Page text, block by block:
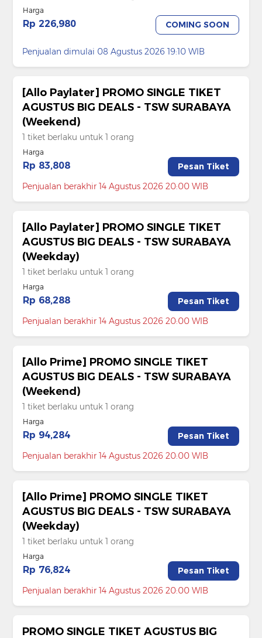
Harga
Rp 226,980 COMING SOON
Penjualan dimulai 08 Agustus 2026 19:10 WIB
[Allo Paylater] PROMO SINGLE TIKET
AGUSTUS BIG DEALS - TSW SURABAYA
(Weekend)
1 tiket berlaku untuk 1 orang
Harga
Rp 83,808
Pesan Tiket
Penjualan berakhir 14 Agustus 2026 20:00 WIB
[Allo Paylater] PROMO SINGLE TIKET
AGUSTUS BIG DEALS - TSW SURABAYA
(Weekday)
1 tiket berlaku untuk 1 orang
Harga
Rp 68,288
Pesan Tiket
Penjualan berakhir 14 Agustus 2026 20:00 WIB
[Allo Prime] PROMO SINGLE TIKET
AGUSTUS BIG DEALS - TSW SURABAYA
(Weekend)
1 tiket berlaku untuk 1 orang
Harga
Rp 94,284
Pesan Tiket
Penjualan berakhir 14 Agustus 2026 20:00 WIB
[Allo Prime] PROMO SINGLE TIKET
AGUSTUS BIG DEALS - TSW SURABAYA
(Weekday)
1 tiket berlaku untuk 1 orang
Harga
Rp 76,824
Pesan Tiket
Penjualan berakhir 14 Agustus 2026 20:00 WIB
PROMO SINGLE TIKET AGUSTUS BIG